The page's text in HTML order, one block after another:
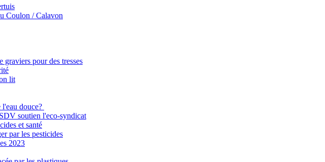
Coulon / Calavon
graviers pour des tresses
lit
douce?
soutien l'eco-syndicat
et santé
par les pesticides
2023